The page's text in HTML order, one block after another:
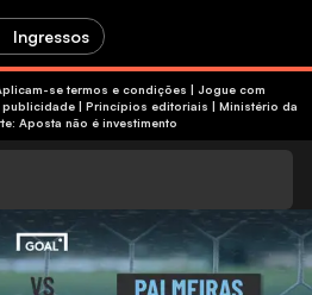
Ingressos
publicidade| Princípios editoriais | Ministério da
Aposta não é investimento